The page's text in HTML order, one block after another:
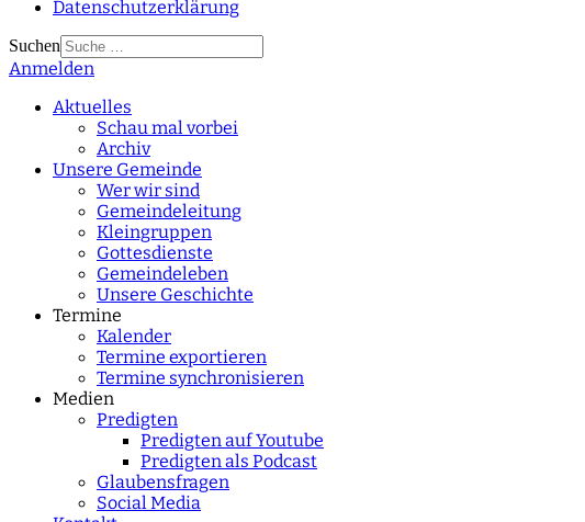
Datenschutzerklärung
Suchen
Type 2 or more
Anmelden
Aktuelles
Schau mal vorbei
Archiv
Unsere Gemeinde
Wer wir sind
Gemeindeleitung
Kleingruppen
Gottesdienste
Gemeindeleben
Unsere Geschichte
Termine
Kalender
Termine exportieren
Termine synchronisieren
Medien
Predigten
Predigten auf Youtube
Predigten als Podcast
Glaubensfragen
Social Media